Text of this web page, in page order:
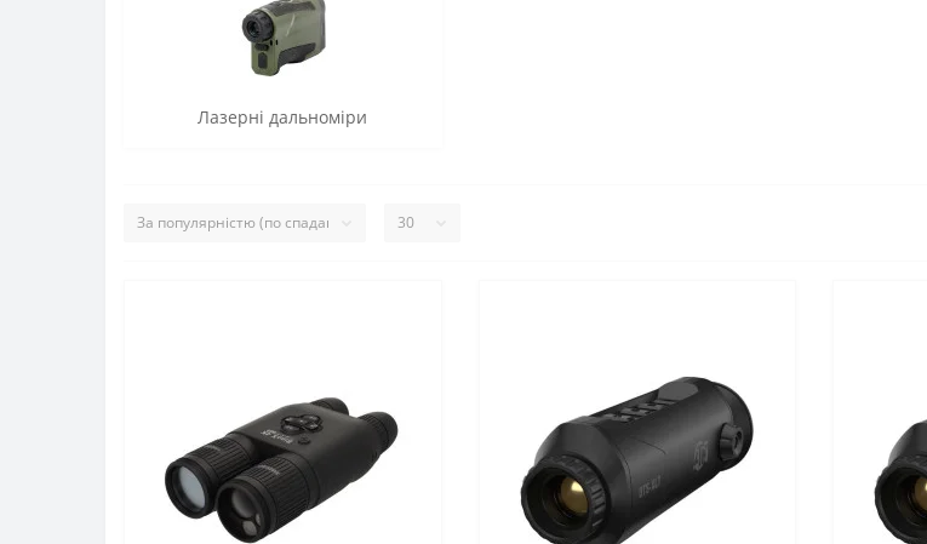
Лазерні дальноміри